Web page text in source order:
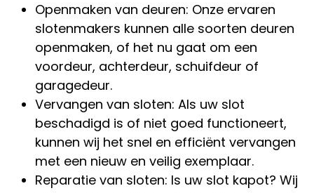
Openmaken van deuren: Onze ervaren
slotenmakers kunnen alle soorten deuren
openmaken, of het nu gaat om een
voordeur, achterdeur, schuifdeur of
garagedeur.
Vervangen van sloten: Als uw slot
beschadigd is of niet goed functioneert,
kunnen wij het snel en efficiënt vervangen
met een nieuw en veilig exemplaar.
Reparatie van sloten: Is uw slot kapot? Wij